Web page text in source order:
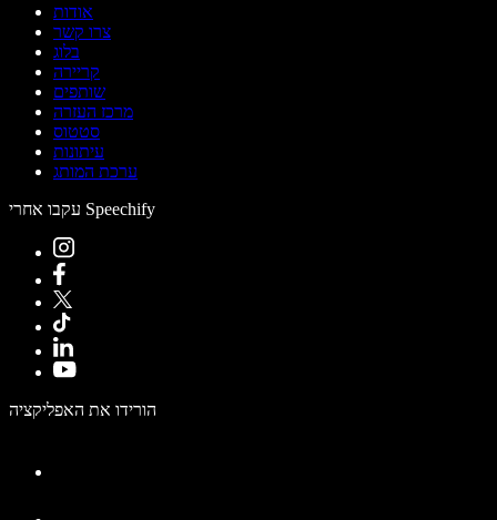
אודות
צרו קשר
בלוג
קריירה
שותפים
מרכז העזרה
סטטוס
עיתונות
ערכת המותג
עקבו אחרי Speechify
הורידו את האפליקציה